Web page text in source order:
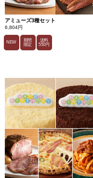
アミューズ3種セット
6,804円
NEW
期間
限定
送料
550円